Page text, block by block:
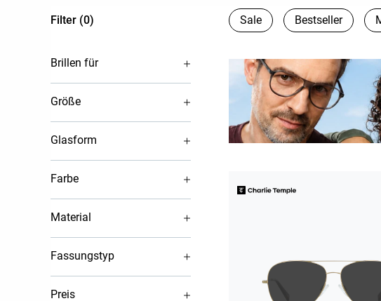
Filter (0) Sale Bestseller
Brillen für
Größe
Glasform
Farbe
Material
Fassungstyp
Preis